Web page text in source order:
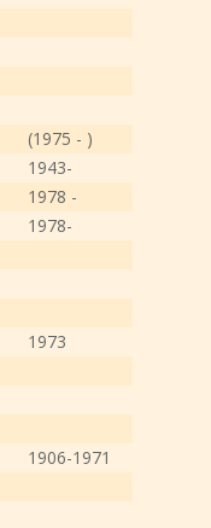
(1975 - )
1943-
1978 -
1978-
1973
1906-1971